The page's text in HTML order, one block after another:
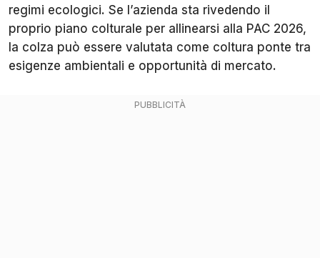
regimi ecologici. Se l’azienda sta rivedendo il
proprio piano colturale per allinearsi alla PAC 2026,
la colza può essere valutata come coltura ponte tra
esigenze ambientali e opportunità di mercato.